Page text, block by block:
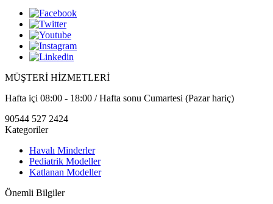
MÜŞTERİ HİZMETLERİ
Hafta içi 08:00 - 18:00 / Hafta sonu Cumartesi (Pazar hariç)
90544 527 2424
Kategoriler
Havalı Minderler
Pediatrik Modeller
Katlanan Modeller
Önemli Bilgiler